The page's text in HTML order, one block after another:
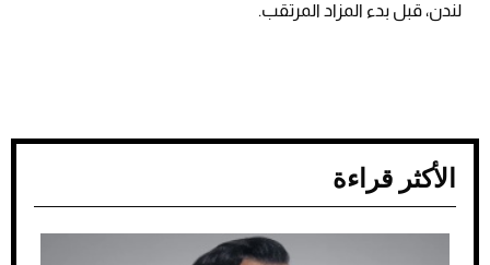
لندن، قبل بدء المزاد المرتقب.
الأكثر قراءة